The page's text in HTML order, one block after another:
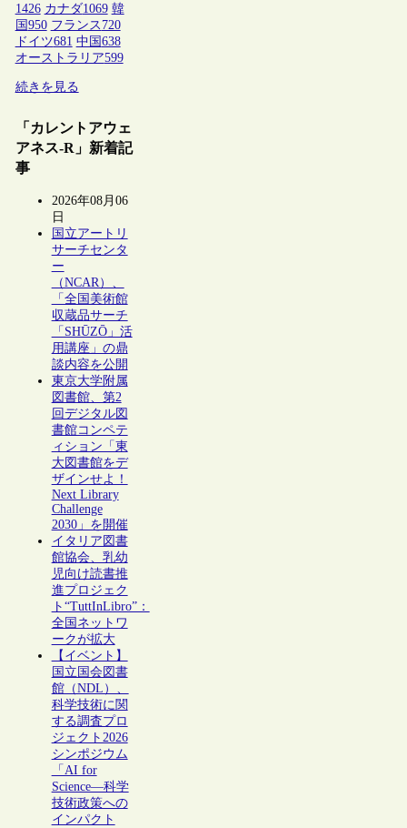
1426 カナダ1069 韓
国950 フランス 720
ドイツ681 中国638
オーストラリア599
続きを見る
「カレントアウェ
アネス-R」新着記
事
2026年08月06
日
国立アートリ
サーチセンタ
ー
（NCAR）、
「全国美術館
収蔵品サーチ
「SHŪZŌ」活
用講座」の鼎
談内容を公開
東京大学附属
図書館、第2
回デジタル図
書館コンペテ
ィション「東
大図書館をデ
ザインせよ！
Next Library
Challenge
2030」を開催
イタリア図書
館協会、乳幼
児向け読書推
進プロジェク
ト“TuttInLibro”：
全国ネットワ
ークが拡大
【イベント】
国立国会図書
館（NDL）、
科学技術に関
する調査プロ
ジェクト2026
シンポジウム
「AI for
Science―科学
技術政策への
インパクト